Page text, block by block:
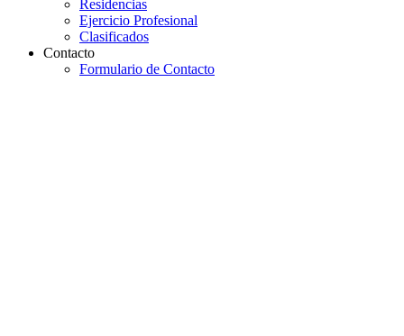
Residencias
Ejercicio Profesional
Clasificados
Contacto
Formulario de Contacto